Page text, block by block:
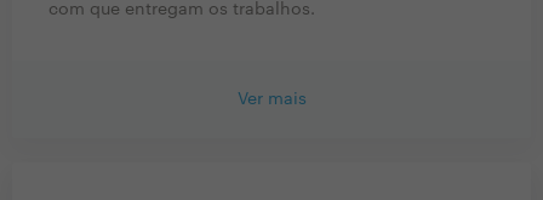
com que entregam os trabalhos.
Ver mais